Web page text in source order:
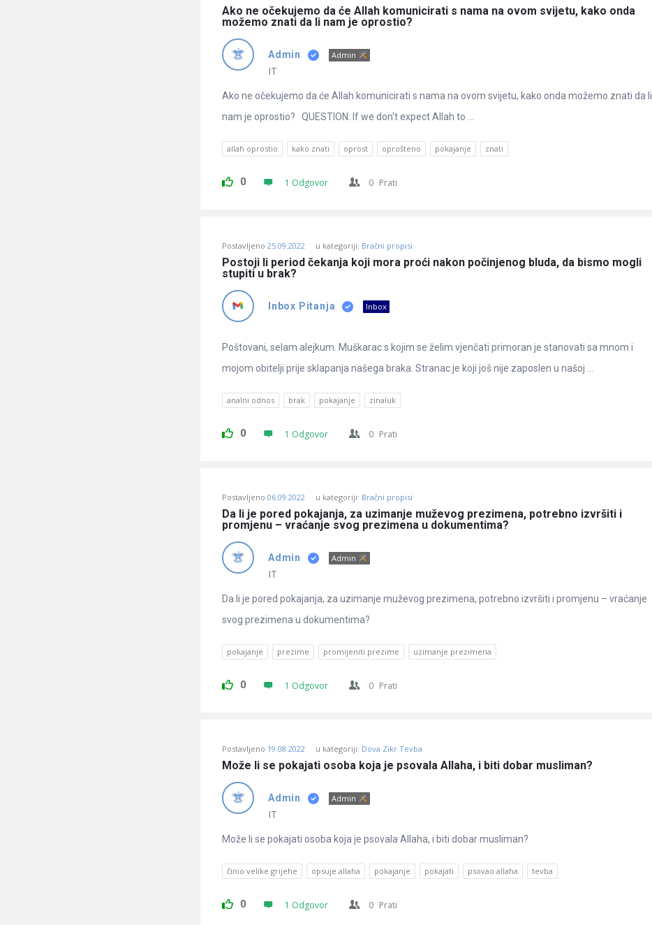
Ako ne očekujemo da će Allah komunicirati s nama na ovom svijetu, kako onda
možemo znati da li nam je oprostio?
Admin Admin
IT
Ako ne očekujemo da će Allah komunicirati s nama na ovom svijetu, kako onda možemo znati da li
nam je oprostio? QUESTION: If we don't expect Allah to ...
allah oprostio kako znati oprost oprošteno pokajanje znati
0 1 Odgovor 0 Prati
Postavljeno 25.09.2022 u kategoriji: Bračni propisi
Postoji li period čekanja koji mora proći nakon počinjenog bluda, da bismo mogli
stupiti u brak?
Inbox Pitanja Inbox
Poštovani, selam alejkum. Muškarac s kojim se želim vjenčati primoran je stanovati sa mnom i
mojom obitelji prije sklapanja našega braka. Stranac je koji još nije zaposlen u našoj ...
analni odnos brak pokajanje zinaluk
0 1 Odgovor 0 Prati
Postavljeno 06.09.2022 u kategoriji: Bračni propisi
Da li je pored pokajanja, za uzimanje muževog prezimena, potrebno izvršiti i
promjenu – vraćanje svog prezimena u dokumentima?
Admin Admin
IT
Da li je pored pokajanja, za uzimanje muževog prezimena, potrebno izvršiti i promjenu – vraćanje
svog prezimena u dokumentima?
pokajanje prezime promijeniti prezime uzimanje prezimena
0 1 Odgovor 0 Prati
Postavljeno 19.08.2022 u kategoriji: Dova Zikr Tevba
Može li se pokajati osoba koja je psovala Allaha, i biti dobar musliman?
Admin Admin
IT
Može li se pokajati osoba koja je psovala Allaha, i biti dobar musliman?
činio velike grijehe opsuje allaha pokajanje pokajati psovao allaha tevba
0 1 Odgovor 0 Prati